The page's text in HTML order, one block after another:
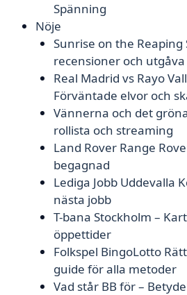
Spänning
Nöje
Sunrise on the Reaping
recensioner och utgåva
Real Madrid vs Rayo
Förväntade elvor och
Vännerna och det
rollista och streaming
Land Rover Range
begagnad
Lediga Jobb Uddevalla
nästa jobb
T-bana Stockholm –
öppettider
Folkspel BingoLotto
guide för alla metoder
Vad står BB för –